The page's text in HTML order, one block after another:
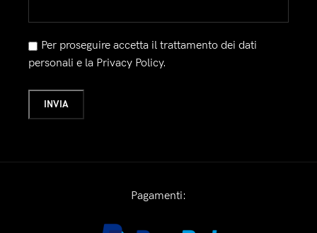
Per proseguire accetta il trattamento dei dati
personali e la Privacy Policy.
Pagamenti: